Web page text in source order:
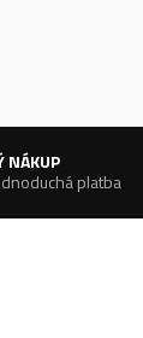
NÁKUP
platba